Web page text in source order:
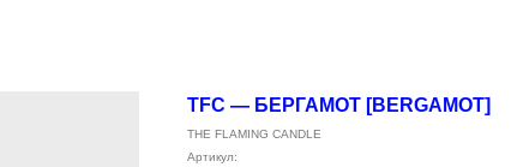
TFC — БЕРГАМОТ [BERGAMOT]
THE FLAMING CANDLE
Артикул: